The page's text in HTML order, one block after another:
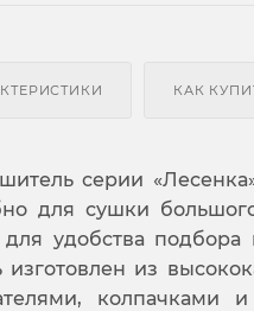
КАК
серии
для сушки
для удобства
изготовлен из
колпачками